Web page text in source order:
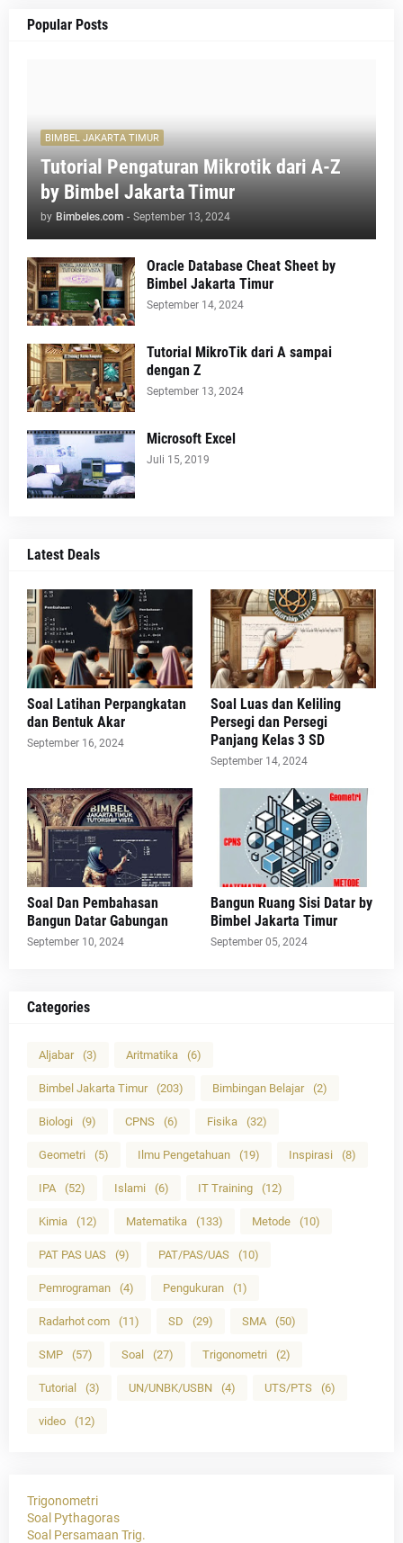
Popular Posts
BIMBEL JAKARTA TIMUR
Tutorial Pengaturan Mikrotik dari A-Z
by Bimbel Jakarta Timur
by Bimbeles.com - September 13, 2024
Oracle Database Cheat Sheet by
Bimbel Jakarta Timur
September 14, 2024
Tutorial MikroTik dari A sampai
dengan Z
September 13, 2024
Microsoft Excel
Juli 15, 2019
Latest Deals
Soal Latihan Perpangkatan
dan Bentuk Akar
September 16, 2024
Soal Luas dan Keliling
Persegi dan Persegi
Panjang Kelas 3 SD
September 14, 2024
Soal Dan Pembahasan
Bangun Datar Gabungan
September 10, 2024
Bangun Ruang Sisi Datar by
Bimbel Jakarta Timur
September 05, 2024
Categories
Aljabar (3) Aritmatika (6)
Bimbel Jakarta Timur (203) Bimbingan Belajar (2)
Biologi (9) CPNS (6) Fisika (32)
Geometri (5) Ilmu Pengetahuan (19) Inspirasi (8)
IPA (52) Islami (6) IT Training (12)
Kimia (12) Matematika (133) Metode (10)
PAT PAS UAS (9) PAT/PAS/UAS (10)
Pemrograman (4) Pengukuran (1)
Radarhot com (11) SD (29) SMA (50)
SMP (57) Soal (27) Trigonometri (2)
Tutorial (3) UN/UNBK/USBN (4) UTS/PTS (6)
video (12)
Trigonometri
Soal Pythagoras
Soal Persamaan Trig.